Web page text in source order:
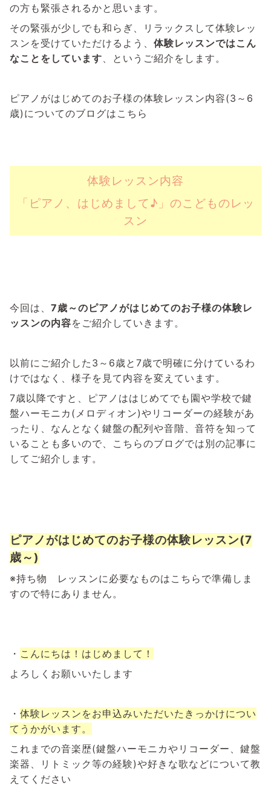
の方も緊張されるかと思います。
その緊張が少しでも和らぎ、リラックスして体験レッ
スンを受けていただけるよう、 体験レッスンではこん
なことをしています、というご紹介をします。
ピアノがはじめてのお子様の体験レッスン内容(3～6
歳)についてのブログはこちら
体験レッスン内容
「ピアノ、はじめまして♪」のこどものレッ
スン
今回は、 7歳～のピアノがはじめてのお子様の体験レ
ッスンの内容をご紹介していきます。
以前にご紹介した3～6歳と7歳で明確に分けているわ
けではなく、様子を見て内容を変えています。
7歳以降ですと、ピアノははじめてでも園や学校で鍵
盤ハーモニカ(メロディオン)やリコーダーの経験があ
ったり、なんとなく鍵盤の配列や音階、音符を知って
いることも多いので、こちらのブログでは別の記事に
してご紹介します。
ピアノがはじめてのお子様の体験レッスン(7
歳～)
※持ち物 レッスンに必要なものはこちらで準備しま
すので特にありません。
・ こんにちは！はじめまして！
よろしくお願いいたします
・ 体験レッスンをお申込みいただいたきっかけについ
てうかがいます。
これまでの音楽歴(鍵盤ハーモニカやリコーダー、鍵盤
楽器、リトミック等の経験)や好きな歌などについて教
えてください